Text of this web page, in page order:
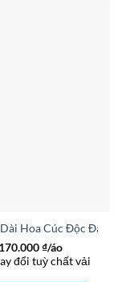
Hoa Cúc Độc Đáo
170.000₫/áo
đổi tuỳ chất vải